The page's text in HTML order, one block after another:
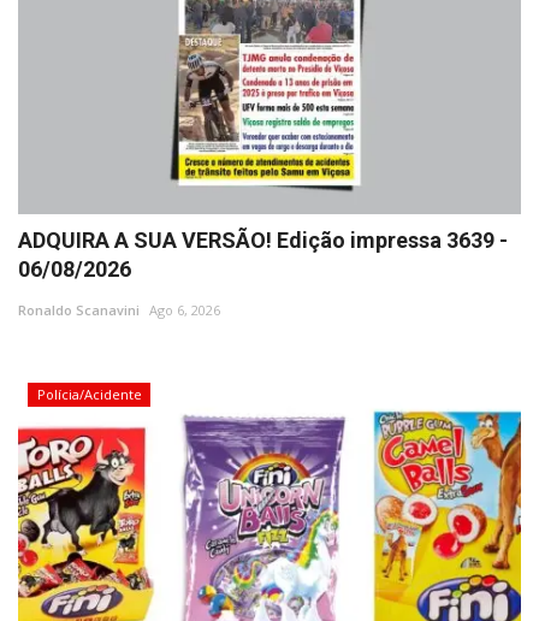
ADQUIRA A SUA VERSÃO! Edição impressa 3639 -
06/08/2026
Ronaldo Scanavini Ago 6, 2026
Polícia/Acidente